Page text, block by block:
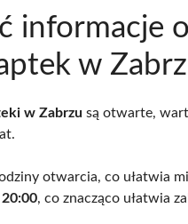
informacje
w
w Zabrzu są otwarte,
otwarcia, co ułatwia
20:00, co znacząco ułatwia